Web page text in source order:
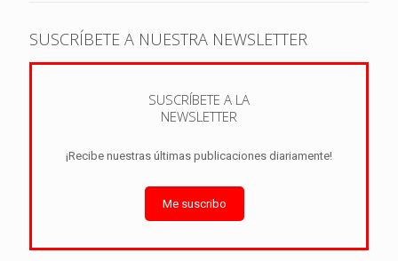
SUSCRÍBETE A NUESTRA NEWSLETTER
SUSCRÍBETE A LA
NEWSLETTER
¡Recibe nuestras últimas publicaciones diariamente!
Me suscribo